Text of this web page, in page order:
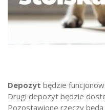
Depozyt będzie
Drugi depozyt będzie
Pozostawione rzeczy